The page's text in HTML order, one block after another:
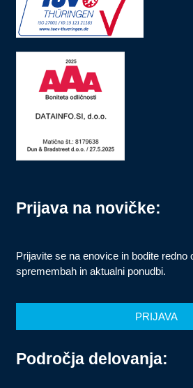
Področja delovanja:
Prijava na novičke:
Prijavite se na enovice in bodite redno
spremembah in aktualni ponudbi.
PRIJAVA